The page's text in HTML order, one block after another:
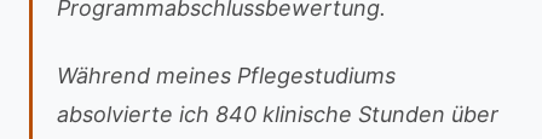
Programmabschlussbewertung.
Während meines Pflegestudiums
absolvierte ich 840 klinische Stunden über